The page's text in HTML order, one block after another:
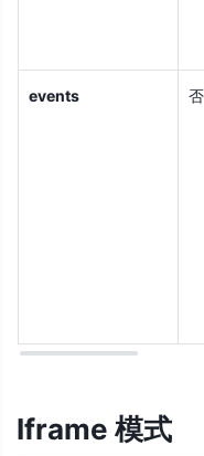
events 否
Iframe 模式